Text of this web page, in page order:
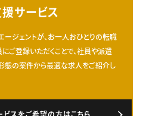
サービス
ージェントが、お一人おひとりの転職
ご登録いただくことで、社員や派遣
態の案件から最適な求人をご紹介し
スをご希望の方はこちら